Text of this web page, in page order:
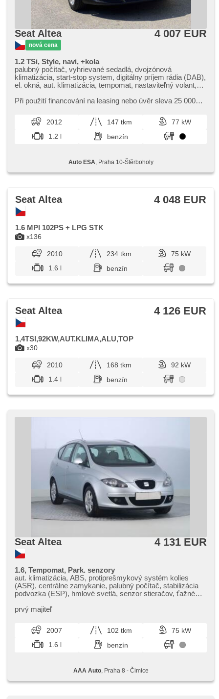
Seat Altea
nová cena
4 007 EUR
1.2 TSi, Style, navi, +kola
palubný počítač, vyhrievané sedadlá, dvojzónová
klimatizácia, start-stop system, digitálny príjem rádia (DAB),
el. okná, aut. klimatizácia, tempomat, nastaviteľný volant,
denné svietenie, manuálna prevodovka, el. zrkadlá,
riadenia, centrál diaľkový, stabilizácia podvozka (ESP),
hmlové svetlá, el. sklopné zrkadlá, ABS, parkovacie
senzory zadné, isofix, 6x airbag, automatické parkovanie
Při použití financování na leasing nebo úvěr sleva 25 000
hod. Kupujte vozy s garancí!
2012 147 tkm
77 kW
1.2 l
benzín
Auto ESA , Praha 10-Štěrboholy
x136
Seat Altea 4 048 EUR
1.6 MPI 102PS + LPG STK
2010 234 tkm
75 kW
1.6 l
benzín
x30
Seat Altea 4 126 EUR
1,4TSI,92KW,AUT.KLIMA,ALU,TOP
2010 168 tkm
92 kW
1.4 l
benzín
Seat Altea 4 131 EUR
1.6, Tempomat, Park. senzory
aut. klimatizácia, ABS, protiprešmykový systém kolies
(ASR), centrálne zamykanie, palubný počítač, stabilizácia
podvozka (ESP), hmlové svetlá, senzor stieračov, ťažné
riadenia, el. okná, strešný nosič, autorádio, manuálna
prvý majiteľ
2007 102 tkm
75 kW
1.6 l
benzín
AAA Auto, Praha 8 - Čimice